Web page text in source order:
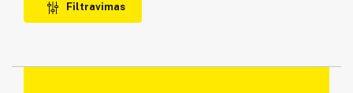
Filtravimas